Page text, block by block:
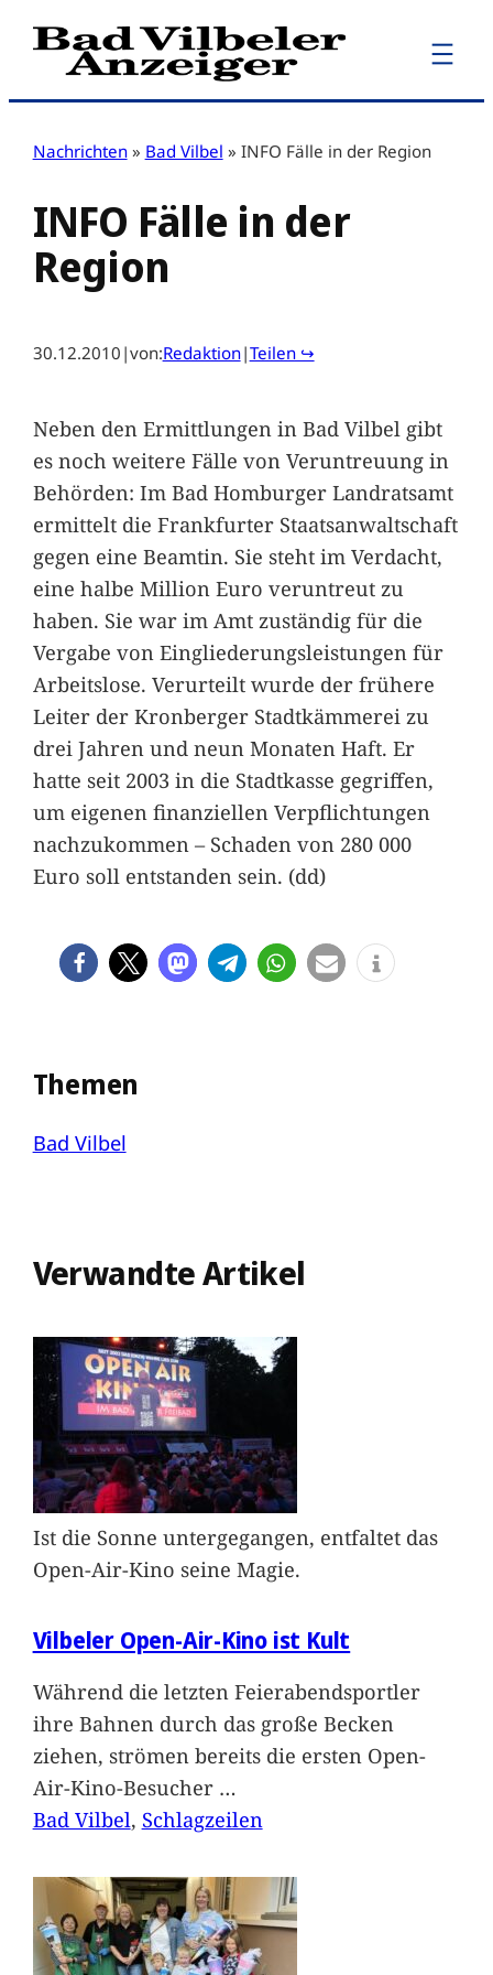
Zum
Inhalt
Nachrichten » Bad Vilbel » INFO Fälle in der Region
INFO Fälle in der
Region
30.12.2010 |von:Redaktion|Teilen ↪
Neben den Ermittlungen in Bad Vilbel gibt
es noch weitere Fälle von Veruntreuung in
Behörden: Im Bad Homburger Landratsamt
ermittelt die Frankfurter Staatsanwaltschaft
gegen eine Beamtin. Sie steht im Verdacht,
eine halbe Million Euro veruntreut zu
haben. Sie war im Amt zuständig für die
Vergabe von Eingliederungsleistungen für
Arbeitslose. Verurteilt wurde der frühere
Leiter der Kronberger Stadtkämmerei zu
drei Jahren und neun Monaten Haft. Er
hatte seit 2003 in die Stadtkasse gegriffen,
um eigenen finanziellen Verpflichtungen
nachzukommen – Schaden von 280 000
Euro soll entstanden sein. (dd)
Themen
Bad Vilbel
Verwandte Artikel
Ist die Sonne untergegangen, entfaltet das
Open-Air-Kino seine Magie.
Vilbeler Open-Air-Kino ist Kult
Während die letzten Feierabendsportler
ihre Bahnen durch das große Becken
ziehen, strömen bereits die ersten Open-
Air-Kino-Besucher …
Bad Vilbel, Schlagzeilen